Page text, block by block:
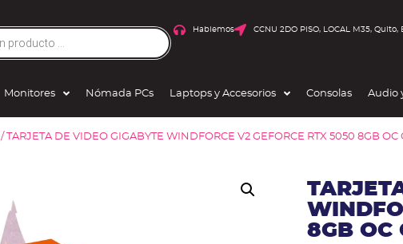
Hablemos CCNU 2DO PISO, LOCAL M35, Quito,
Monitores Nómada PCs Laptops y Accesorios Consolas Audio
/ TARJETA DE VIDEO GIGABYTE WINDFORCE V2 GEFORCE RTX 5050 8GB OC
8GB OC